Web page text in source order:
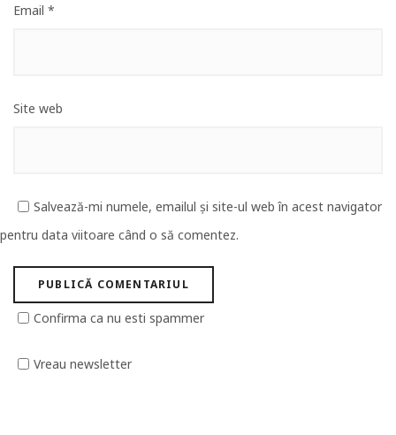
Email *
Site web
Salvează-mi numele, emailul și site-ul web în acest navigator
pentru data viitoare când o să comentez.
Confirma ca nu esti spammer
Vreau newsletter